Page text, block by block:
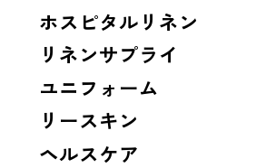
ホスピタルリネン
リネンサプライ
ユニフォーム
リースキン
ヘルスケア